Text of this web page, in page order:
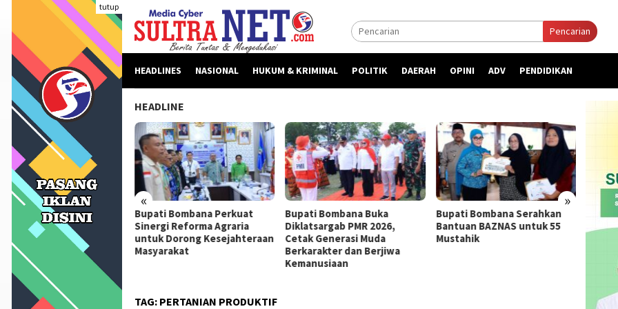
konten
tutup
Pencarian
HEADLINES NASIONAL HUKUM & KRIMINAL POLITIK DAERAH OPINI ADV PENDIDIKAN
HEADLINE
« »
Dinilai Fitnah,
Bombana Tempuh
Dewan Pers Sebelum
Hukum
Bupati Bombana Perkuat
Sinergi Reforma Agraria
untuk Dorong Kesejahteraan
Masyarakat
Bupati Bombana Buka
Diklatsargab PMR 2026,
Cetak Generasi Muda
Berkarakter dan Berjiwa
Kemanusiaan
Bupati Bombana Serahkan
Bantuan BAZNAS untuk 55
Mustahik
TAG: PERTANIAN PRODUKTIF